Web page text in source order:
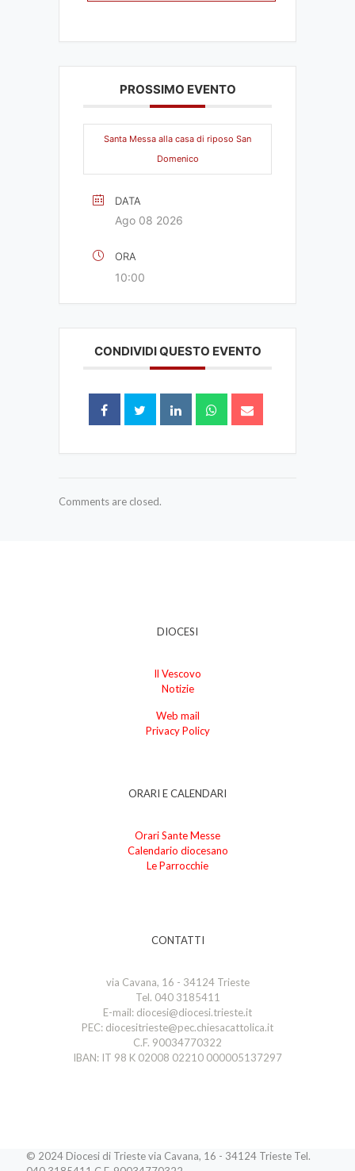
PROSSIMO EVENTO
Santa Messa alla casa di riposo San
Domenico
DATA
Ago 08 2026
ORA
10:00
CONDIVIDI QUESTO EVENTO
Comments are closed.
DIOCESI
Il Vescovo
Notizie
Web mail
Privacy Policy
ORARI E CALENDARI
Orari Sante Messe
Calendario diocesano
Le Parrocchie
CONTATTI
via Cavana, 16 - 34124 Trieste
Tel. 040 3185411
E-mail: diocesi@diocesi.trieste.it
PEC: diocesitrieste@pec.chiesacattolica.it
C.F. 90034770322
IBAN: IT 98 K 02008 02210 000005137297
© 2024 Diocesi di Trieste via Cavana, 16 - 34124 Trieste Tel.